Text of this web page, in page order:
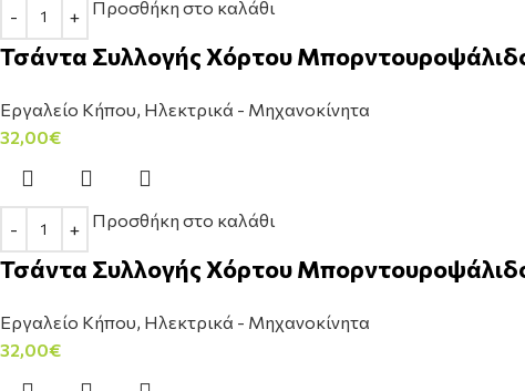
Προσθήκη στο καλάθι
Τσάντα Συλλογής Χόρτου
Εργαλείο Κήπου, Ηλεκτρικά - Μηχανοκίνητα
32,00€
Προσθήκη στο καλάθι
Τσάντα Συλλογής Χόρτου
Εργαλείο Κήπου, Ηλεκτρικά - Μηχανοκίνητα
32,00€